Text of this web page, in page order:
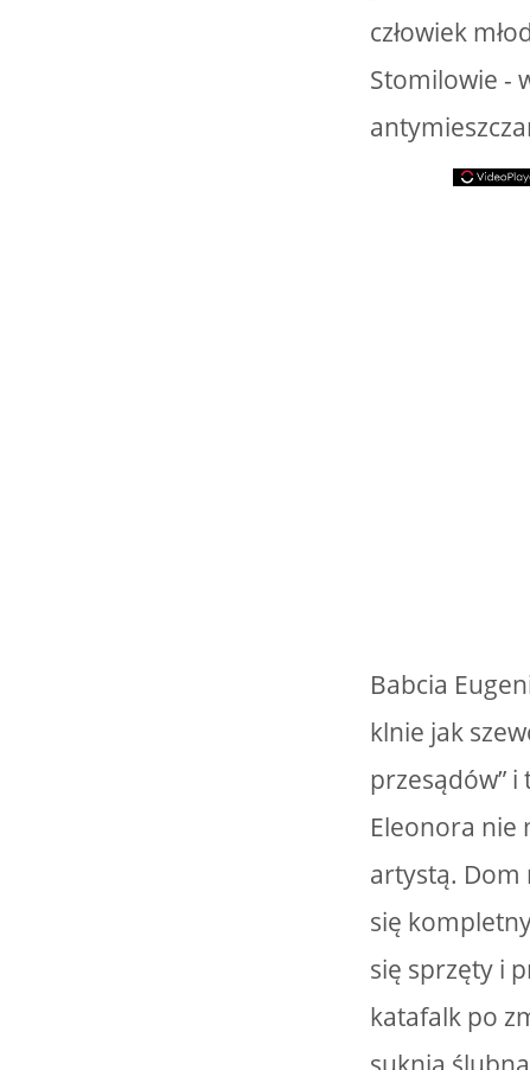
człowiek
Stomilowie -
Babcia
klnie jak
przesądów”
Eleonora nie
artystą. Dom
się
się sprzęty i
katafalk po